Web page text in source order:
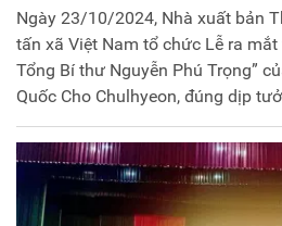
Ngày 23/10/2024, Nhà xuất bản
tấn xã Việt Nam tổ chức Lễ ra mắt
Tổng Bí thư Nguyễn Phú Trọng”
Quốc Cho Chulhyeon, đúng dịp
Bí thư đi xa.